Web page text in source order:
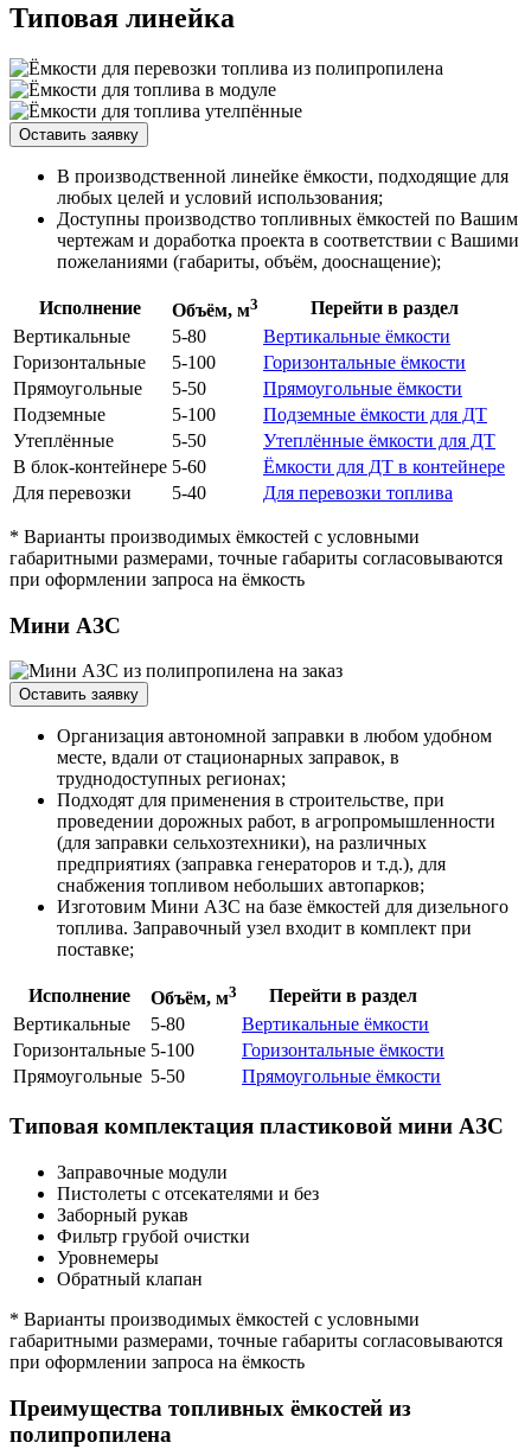
Типовая линейка
Оставить заявку
В производственной линейке ёмкости, подходящие для
любых целей и условий использования;
Доступны производство топливных ёмкостей по Вашим
чертежам и доработка проекта в соответствии с Вашими
пожеланиями (габариты, объём, дооснащение);
Исполнение Объём, м3
Перейти в раздел
Вертикальные
5-80
Вертикальные ёмкости
Горизонтальные
5-100
Горизонтальные ёмкости
Прямоугольные
5-50
Прямоугольные ёмкости
Подземные
5-100
Подземные ёмкости для ДТ
Утеплённые
5-50
Утеплённые ёмкости для ДТ
В блок-контейнере 5-60
Ёмкости для ДТ в контейнере
Для перевозки
5-40 Для перевозки топлива
* Варианты производимых ёмкостей с условными
габаритными размерами, точные габариты согласовываются
при оформлении запроса на ёмкость
Мини АЗС
Оставить заявку
Организация автономной заправки в любом удобном
месте, вдали от стационарных заправок, в
труднодоступных регионах;
Подходят для применения в строительстве, при
проведении дорожных работ, в агропромышленности
(для заправки сельхозтехники), на различных
предприятиях (заправка генераторов и т.д.), для
снабжения топливом небольших автопарков;
Изготовим Мини АЗС на базе ёмкостей для дизельного
топлива. Заправочный узел входит в комплект при
поставке;
Исполнение Объём, м3
Перейти в раздел
Вертикальные
5-80
Вертикальные ёмкости
Горизонтальные 5-100
Горизонтальные ёмкости
Прямоугольные 5-50 Прямоугольные ёмкости
Типовая комплектация пластиковой мини АЗС
Заправочные модули
Пистолеты с отсекателями и без
Заборный рукав
Фильтр грубой очистки
Уровнемеры
Обратный клапан
* Варианты производимых ёмкостей с условными
габаритными размерами, точные габариты согласовываются
при оформлении запроса на ёмкость
Преимущества топливных ёмкостей из
полипропилена